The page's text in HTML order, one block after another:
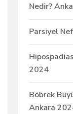
Nedir?
Parsiyel
2024
Böbrek
Ankara